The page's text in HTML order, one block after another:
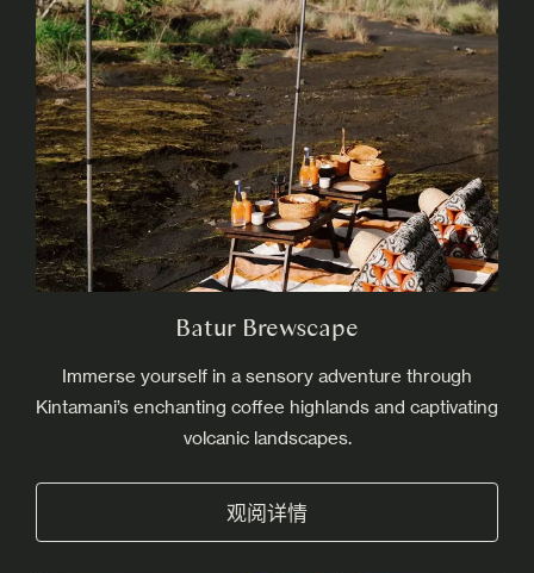
Batur Brewscape
Immerse yourself in a sensory adventure through
Kintamani’s enchanting coffee highlands and captivating
volcanic landscapes.
观阅详情